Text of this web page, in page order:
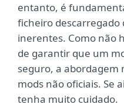
entanto, é
ficheiro
inerentes. Como não
de garantir que um
seguro, a abordagem
mods não oficiais. Se
tenha muito cuidado.